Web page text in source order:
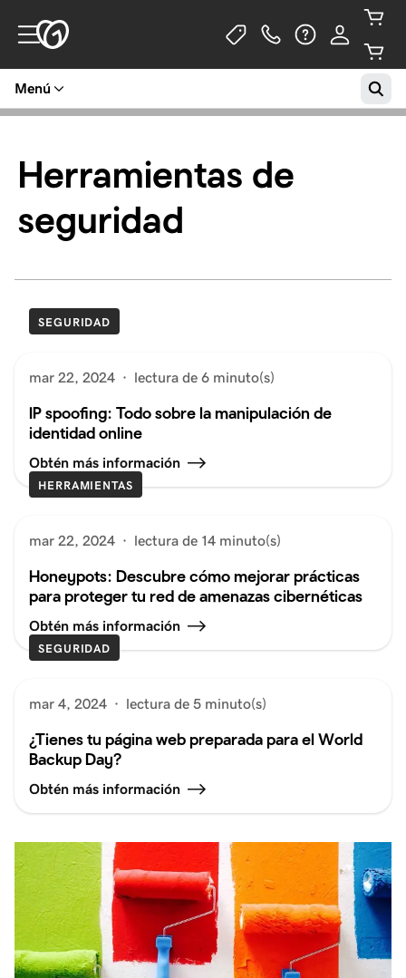
Menú
Herramientas de
seguridad
SEGURIDAD
mar 22, 2024 · lectura de 6 minuto(s)
IP spoofing: Todo sobre la manipulación de
identidad online
Obtén más información
HERRAMIENTAS
mar 22, 2024 · lectura de 14 minuto(s)
Honeypots: Descubre cómo mejorar prácticas
para proteger tu red de amenazas cibernéticas
Obtén más información
SEGURIDAD
mar 4, 2024 · lectura de 5 minuto(s)
¿Tienes tu página web preparada para el World
Backup Day?
Obtén más información